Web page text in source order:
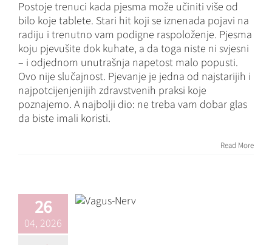
Postoje trenuci kada pjesma može učiniti više od
bilo koje tablete. Stari hit koji se iznenada pojavi na
radiju i trenutno vam podigne raspoloženje. Pjesma
koju pjevušite dok kuhate, a da toga niste ni svjesni
– i odjednom unutrašnja napetost malo popusti.
Ovo nije slučajnost. Pjevanje je jedna od najstarijih i
najpotcijenjenijih zdravstvenih praksi koje
poznajemo. A najbolji dio: ne treba vam dobar glas
da biste imali koristi.
Read More
26
04, 2026
Vagusni živac –
biste ponovo
pronašli svoj